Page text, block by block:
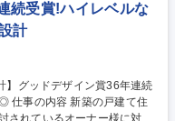
続受賞!ハイレベルな
計
住
されているオーナー様に対